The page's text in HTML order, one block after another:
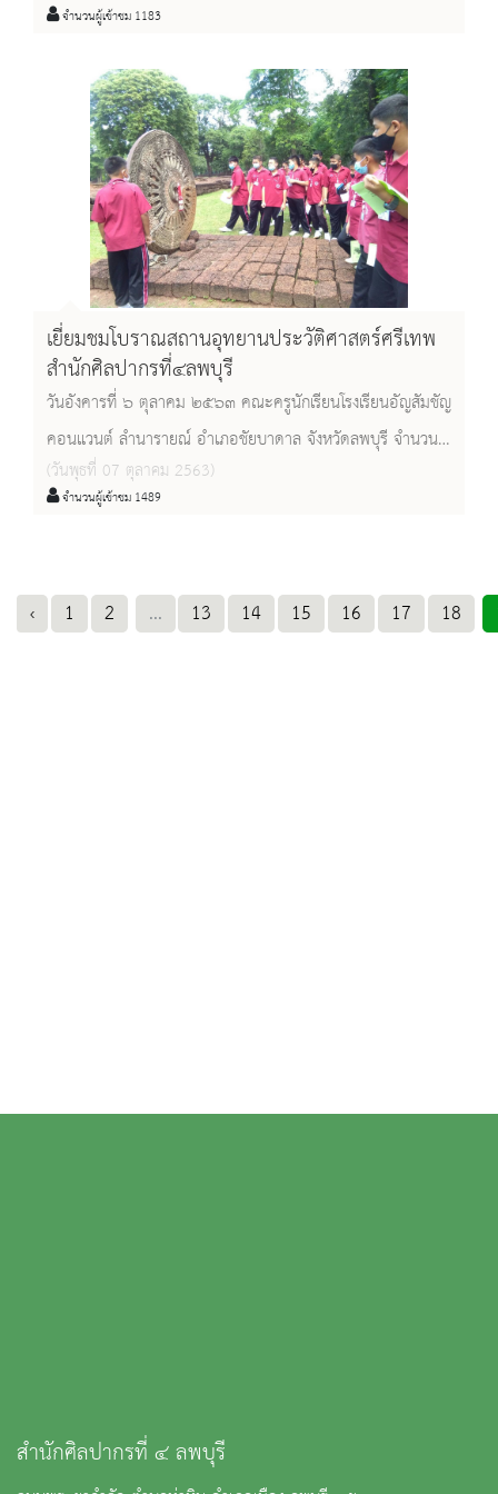
๓๕ คน เยี่ยมชมโบราณสถานวัดพระศรีรัตนมหาธาตุ โดยมี นาย
วิธาน ศรีขจรวุฒิศักดิ์ เป็นวิทยากรนำชม
จำนวนผู้เข้าชม 1183
เยี่ยมชมโบราณสถานอุทยานประวัติศาสตร์ศรีเทพ
สำนักศิลปากรที่๔ลพบุรี
วันอังคารที่ ๖ ตุลาคม ๒๕๖๓ คณะครูนักเรียนโรงเรียนอัญสัมชัญ
คอนแวนต์ ลำนารายณ์ อำเภอชัยบาดาล จังหวัดลพบุรี จำนวน
๑๑๔ คน เยี่ยมชมโบราณสถานอุทยานประวัติศาสตร์ศรีเทพ
สำนักศิลปากรที่๔ลพบุรี โดยมีนางสาวรสสุคนธ์ เพียรยาและ
(วันพุธที่ 07 ตุลาคม 2563)
จำนวนผู้เข้าชม 1489
‹ 1 2 ... 13 14 15 16 17 18
สำนักศิลปากรที่ ๔ ลพบุรี